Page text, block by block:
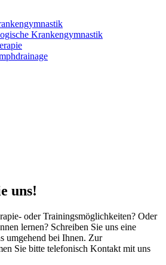
Krankengymnastik
uns!
oder Trainingsmöglichkeiten? Oder
lernen? Schreiben Sie uns eine
umgehend bei Ihnen. Zur
Sie bitte telefonisch Kontakt mit uns